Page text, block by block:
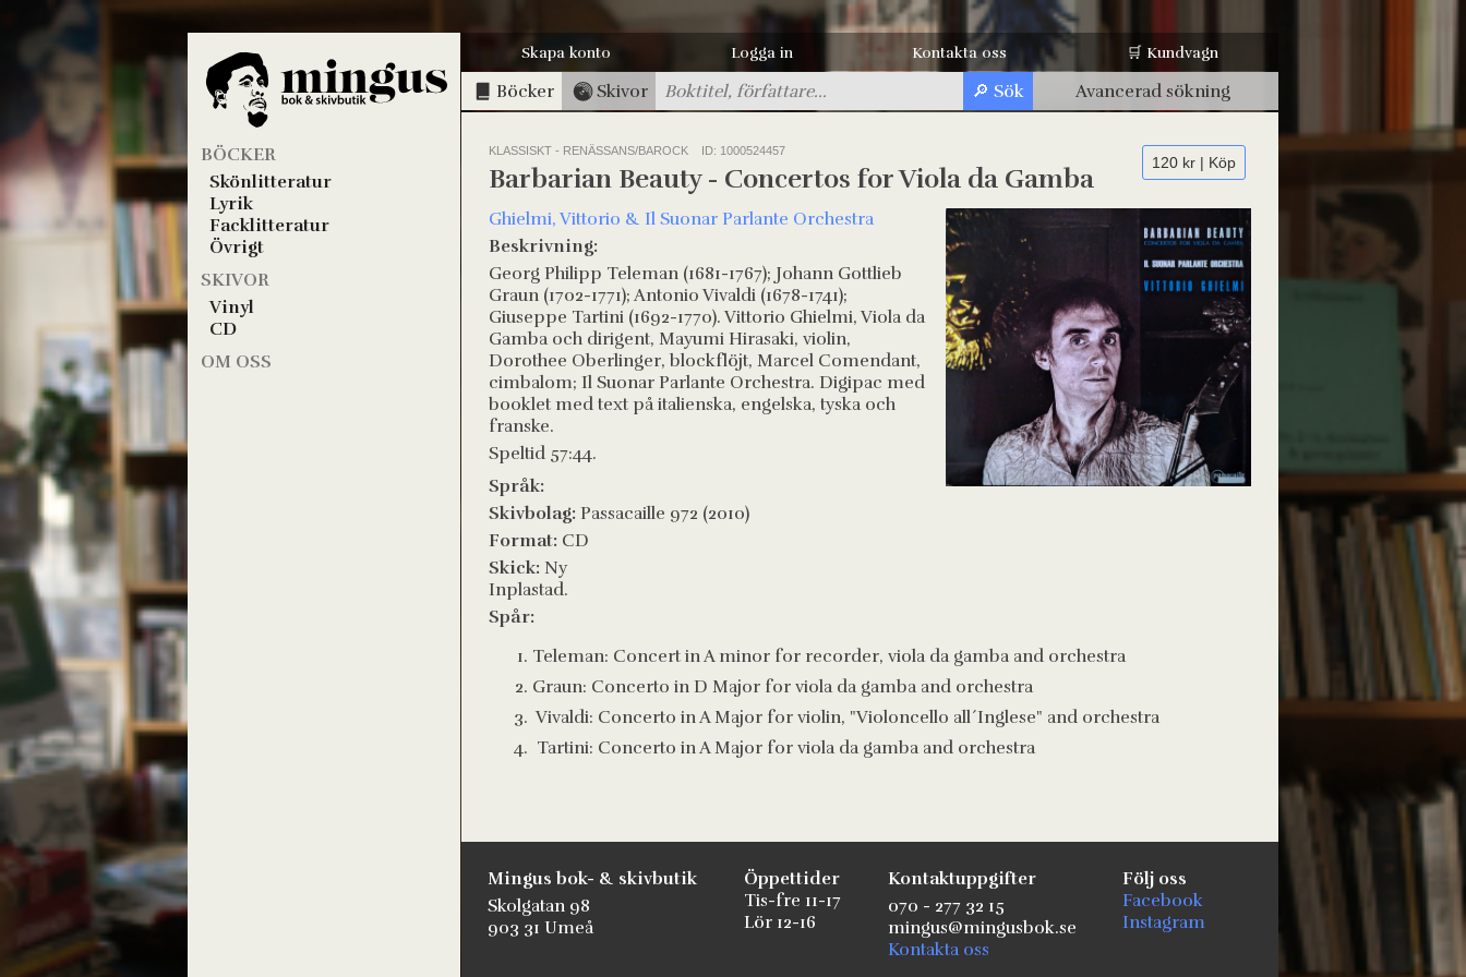
BÖCKER
Skönlitteratur
Lyrik
Facklitteratur
Övrigt
SKIVOR
Vinyl
CD
OM OSS
Skapa konto Logga in Kontakta oss 🛒 Kundvagn
Böcker Skivor Avancerad sökning
KLASSISKT - RENÄSSANS/BAROCK ID: 1000524457
120 kr | Köp
Barbarian Beauty - Concertos for Viola da Gamba
Ghielmi, Vittorio & Il Suonar Parlante Orchestra
Beskrivning:
Georg Philipp Teleman (1681-1767); Johann Gottlieb
Graun (1702-1771); Antonio Vivaldi (1678-1741);
Giuseppe Tartini (1692-1770). Vittorio Ghielmi, Viola da
Gamba och dirigent, Mayumi Hirasaki, violin,
Dorothee Oberlinger, blockflöjt, Marcel Comendant,
cimbalom; Il Suonar Parlante Orchestra. Digipac med
booklet med text på italienska, engelska, tyska och
franske.
Speltid 57:44.
Språk:
Skivbolag: Passacaille 972 (2010)
Format: CD
Skick: Ny
Inplastad.
Spår:
Teleman: Concert in A minor for recorder, viola da gamba and orchestra
Graun: Concerto in D Major for viola da gamba and orchestra
Vivaldi: Concerto in A Major for violin, "Violoncello all´Inglese" and orchestra
Tartini: Concerto in A Major for viola da gamba and orchestra
Mingus bok- & skivbutik
Skolgatan 98
903 31 Umeå
Öppettider
Tis-fre 11-17
Lör 12-16
Kontaktuppgifter
070 - 277 32 15
mingus@mingusbok.se
Kontakta oss
Följ oss
Facebook
Instagram